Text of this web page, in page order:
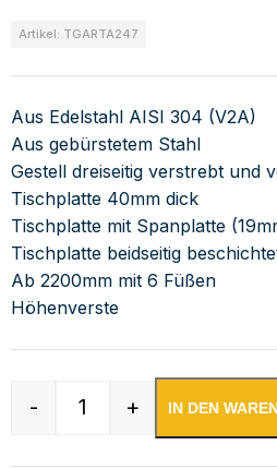
Artikel: TGARTA247
Aus Edelstahl AISI 304 (V2A)
Aus gebürstetem Stahl
Gestell dreiseitig verstrebt und
Tischplatte 40mm dick
Tischplatte mit Spanplatte
Tischplatte beidseitig
Ab 2200mm mit 6 Füßen
Höhenverste
Edelstahl Arbeitstisch
- + IN DEN